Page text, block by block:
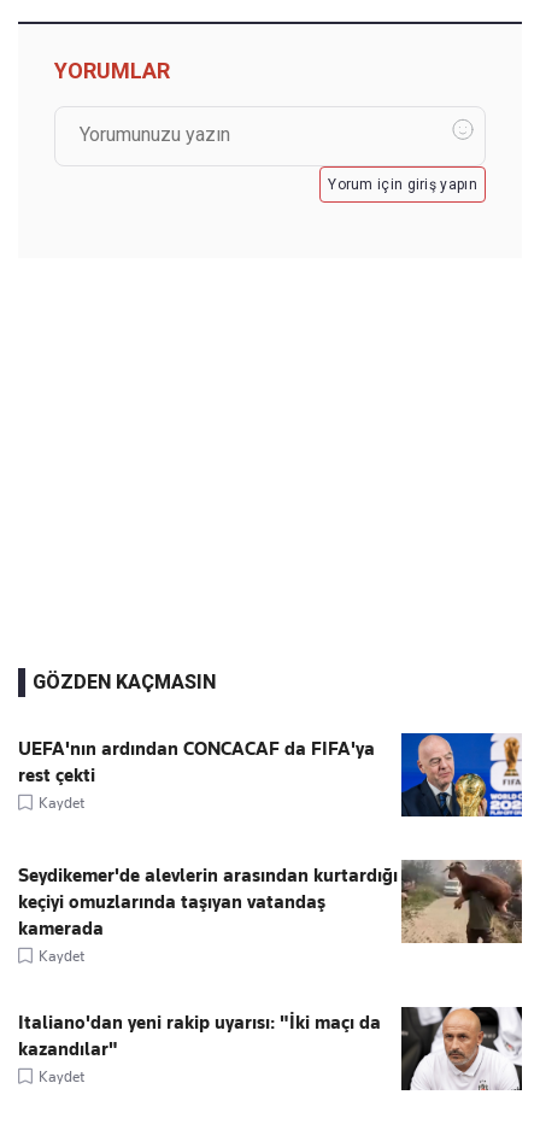
YORUMLAR
Yorum için giriş yapın
GÖZDEN KAÇMASIN
UEFA'nın ardından CONCACAF da FIFA'ya
rest çekti
Kaydet
Seydikemer'de alevlerin arasından kurtardığı
keçiyi omuzlarında taşıyan vatandaş
kamerada
Kaydet
Italiano'dan yeni rakip uyarısı: "İki maçı da
kazandılar"
Kaydet